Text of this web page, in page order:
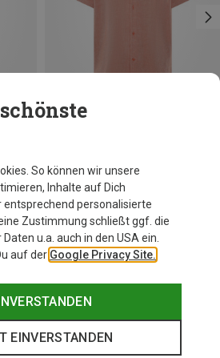
So können wir unsere
Inhalte auf Dich
entsprechend personalisierte
Zustimmung schließt ggf. die
u.a. auch in den USA ein.
auf der Google Privacy Site.
EINVERSTANDEN